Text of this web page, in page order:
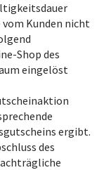
Kunden nicht
Shop des
eingelöst
ergibt.
des